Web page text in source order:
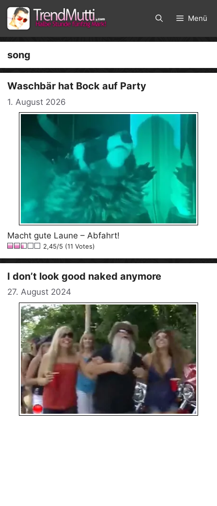
Zum
Inhalt
springen
Menü
song
Waschbär hat Bock auf Party
1. August 2026
Macht gute Laune – Abfahrt!
2,45/5 (11 Votes)
I don’t look good naked anymore
27. August 2024